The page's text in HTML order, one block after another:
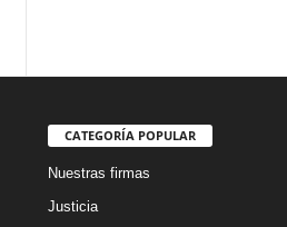
CATEGORÍA POPULAR
Nuestras firmas
Justicia